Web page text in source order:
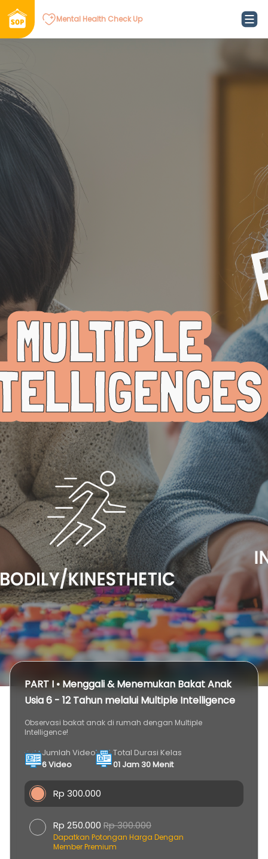
Mental Health Check Up
PART I • Menggali & Menemukan Bakat Anak
Usia 6 - 12 Tahun melalui Multiple Intelligence
Observasi bakat anak di rumah dengan Multiple
Intelligence!
Jumlah Video
6 Video
Total Durasi Kelas
01 Jam 30 Menit
Rp 300.000
Rp 250.000 Rp 300.000
Dapatkan Potongan Harga Dengan
Member Premium